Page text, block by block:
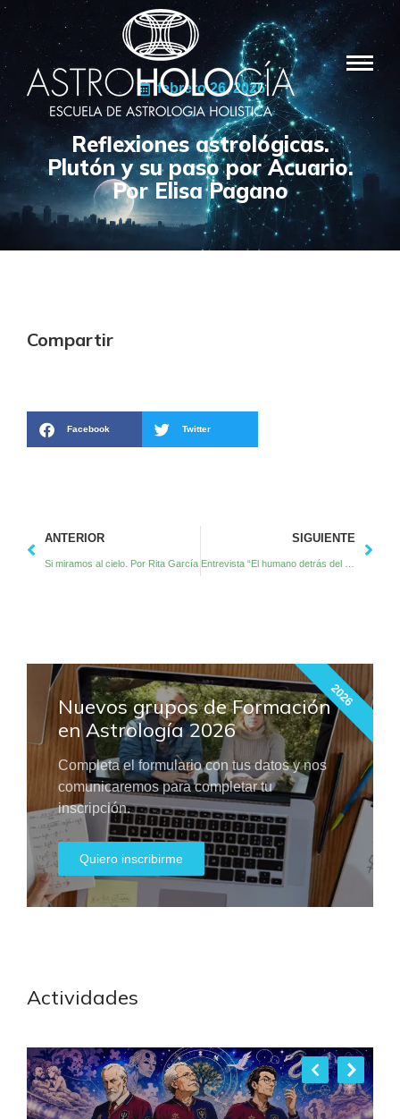
febrero 26, 2026
Reflexiones astrológicas.
Plutón y su paso por Acuario.
Por Elisa Pagano
Compartir
Facebook Twitter
ANTERIOR
Si miramos al cielo. Por Rita García
SIGUIENTE
Nuevos grupos de Formación
en Astrología 2026
Completa el formulario con tus datos y nos
comunicaremos para completar tu
inscripción.
Quiero inscribirme
2026
Actividades